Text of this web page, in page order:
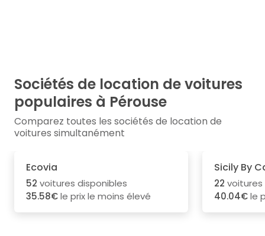
Sociétés de location de voitures
populaires à Pérouse
Comparez toutes les sociétés de location de
voitures simultanément
Ecovia
52 voitures disponibles
35.58€le prix le moins élevé
Sicily By
22 voitures
40.04€le